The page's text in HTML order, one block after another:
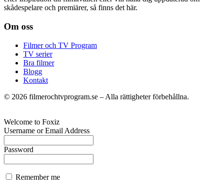
skådespelare och premiärer, så finns det här.
Om oss
Filmer och TV Program
TV serier
Bra filmer
Blogg
Kontakt
© 2026 filmerochtvprogram.se – Alla rättigheter förbehållna.
Welcome to Foxiz
Username or Email Address
Password
Remember me